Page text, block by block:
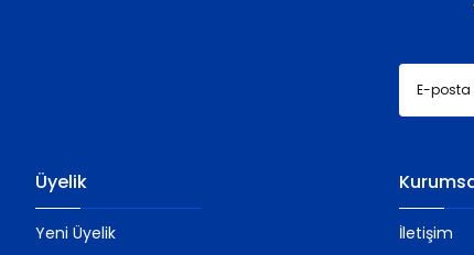
Üyelik
Yeni Üyelik
İletişim